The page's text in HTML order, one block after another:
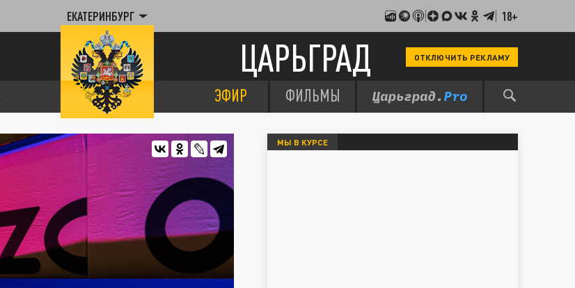
ЕКАТЕРИНБУРГ 18+
ЦАРЬГРАД ОТКЛЮЧИТЬ РЕКЛАМУ
ЭФИР ФИЛЬМЫ
МЫ В КУРСЕ